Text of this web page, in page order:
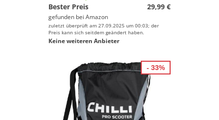
Bester Preis
29,99 €
gefunden bei Amazon
zuletzt überprüft am 27.09.2025 um 00:03; der
Preis kann sich seitdem geändert haben.
Keine weiteren Anbieter
- 33%